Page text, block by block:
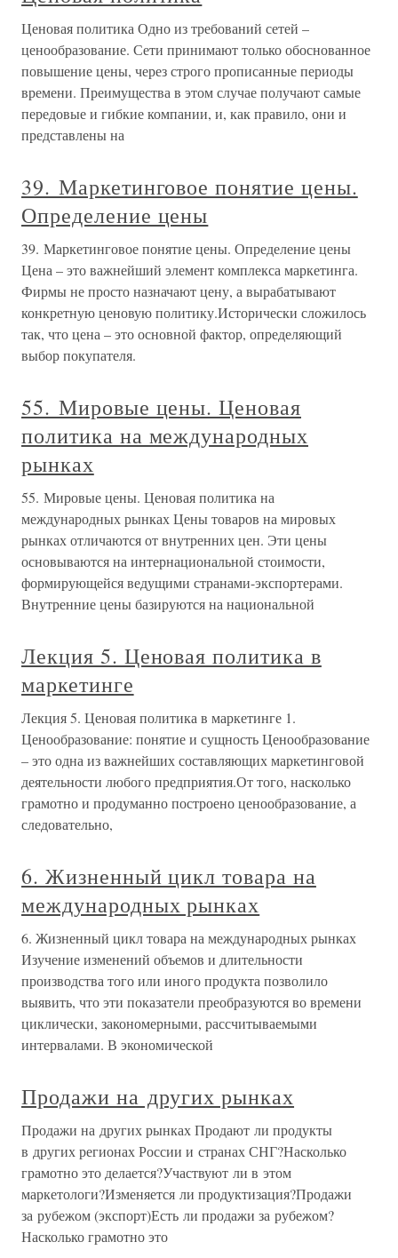
Ценовая политика Одно из требований сетей –
ценообразование. Сети принимают только обоснованное
повышение цены, через строго прописанные периоды
времени. Преимущества в этом случае получают самые
передовые и гибкие компании, и, как правило, они и
представлены на
39. Маркетинговое понятие цены.
Определение цены
39. Маркетинговое понятие цены. Определение цены
Цена – это важнейший элемент комплекса маркетинга.
Фирмы не просто назначают цену, а вырабатывают
конкретную ценовую политику.Исторически сложилось
так, что цена – это основной фактор, определяющий
выбор покупателя.
55. Мировые цены. Ценовая
политика на международных
рынках
55. Мировые цены. Ценовая политика на
международных рынках Цены товаров на мировых
рынках отличаются от внутренних цен. Эти цены
основываются на интернациональной стоимости,
формирующейся ведущими странами-экспортерами.
Внутренние цены базируются на национальной
Лекция 5. Ценовая политика в
маркетинге
Лекция 5. Ценовая политика в маркетинге 1.
Ценообразование: понятие и сущность Ценообразование
– это одна из важнейших составляющих маркетинговой
деятельности любого предприятия.От того, насколько
грамотно и продуманно построено ценообразование, а
следовательно,
6. Жизненный цикл товара на
международных рынках
6. Жизненный цикл товара на международных рынках
Изучение изменений объемов и длительности
производства того или иного продукта позволило
выявить, что эти показатели преобразуются во времени
циклически, закономерными, рассчитываемыми
интервалами. В экономической
Продажи на других рынках
Продажи на других рынках Продают ли продукты
в других регионах России и странах СНГ?Насколько
грамотно это делается?Участвуют ли в этом
маркетологи?Изменяется ли продуктизация?Продажи
за рубежом (экспорт)Есть ли продажи за рубежом?
Насколько грамотно это